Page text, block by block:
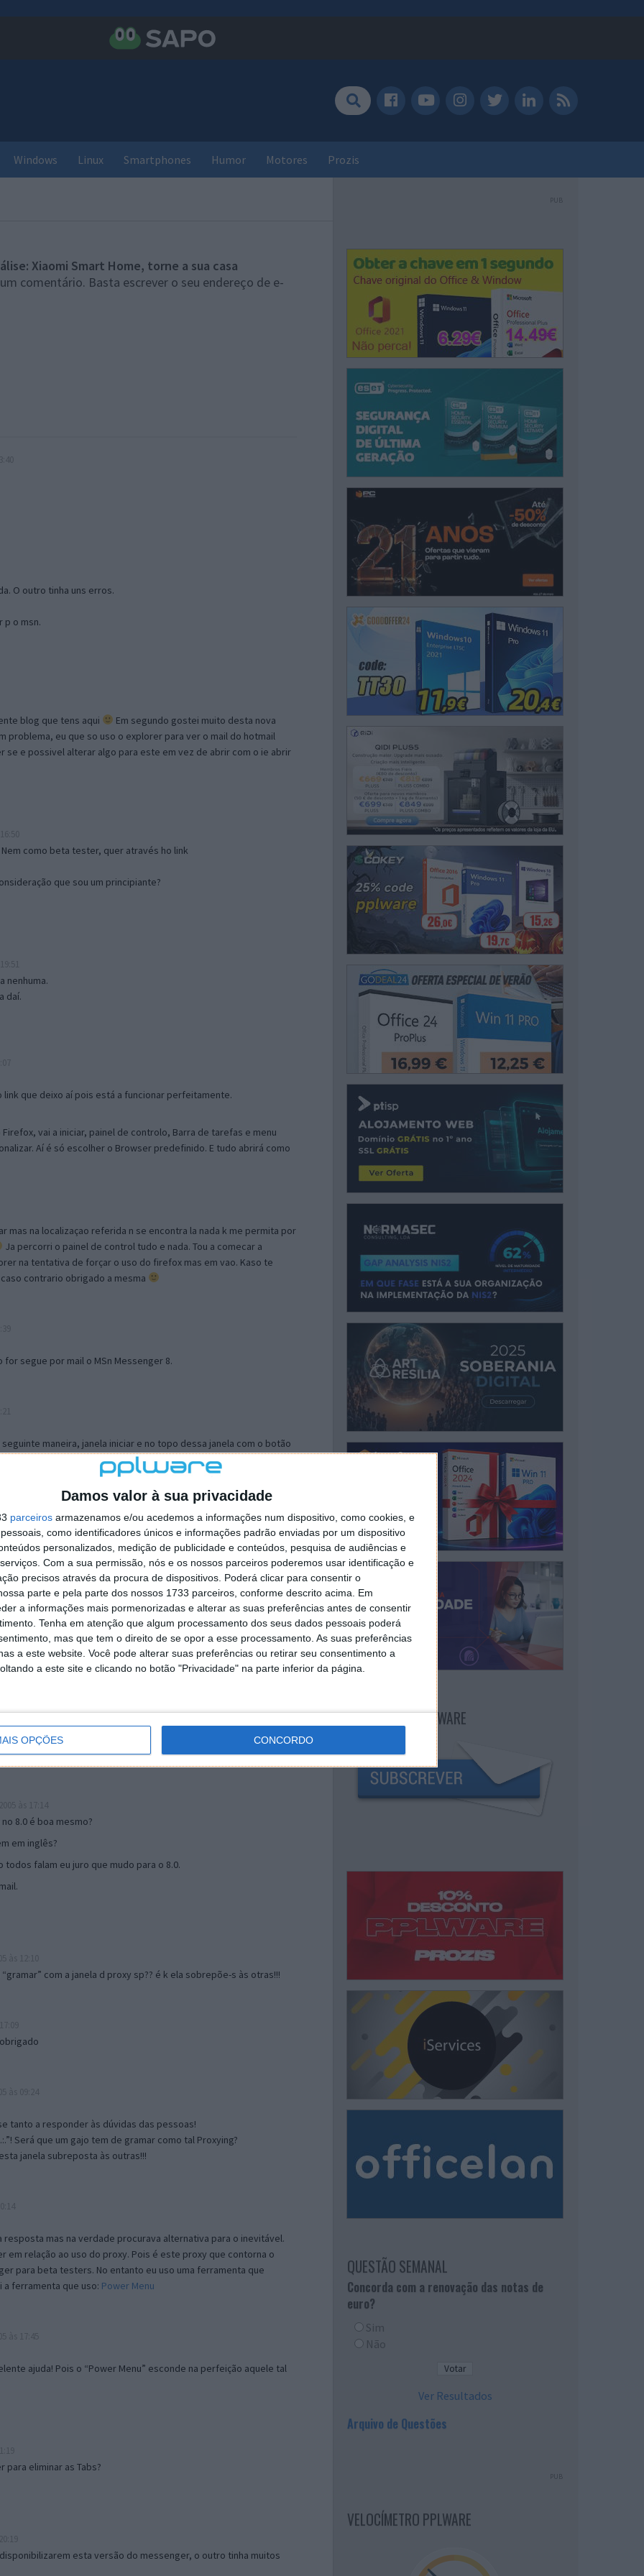
Damos valor à sua privacidade
parceiros armazenamos e/ou acedemos a informações num dispositivo, como cookies, e
como identificadores únicos e informações padrão enviadas por um dispositivo
personalizados, medição de publicidade e conteúdos, pesquisa de audiências e
Com a sua permissão, nós e os nossos parceiros poderemos usar identificação e
precisos através da procura de dispositivos. Poderá clicar para consentir o
parte e pela parte dos nossos 1733 parceiros, conforme descrito acima. Em
a informações mais pormenorizadas e alterar as suas preferências antes de consentir
Tenha em atenção que algum processamento dos seus dados pessoais poderá
mas que tem o direito de se opor a esse processamento. As suas preferências
a este website. Você pode alterar suas preferências ou retirar seu consentimento a
a este site e clicando no botão "Privacidade" na parte inferior da página.
OPÇÕES CONCORDO
Windows Linux Smartphones Humor Motores Prozis
Xiaomi Smart Home, torne a sua casa
comentário. Basta escrever o seu endereço de e-
O outro tinha uns erros.
p o msn.
blog que tens aqui
Em segundo gostei muito desta nova
problema, eu que so uso o explorer para ver o mail do hotmail
se e possivel alterar algo para este em vez de abrir com o ie abrir
como beta tester, quer através ho link
que sou um principiante?
nenhuma.
daí.
que deixo aí pois está a funcionar perfeitamente.
vai a iniciar, painel de controlo, Barra de tarefas e menu
Aí é só escolher o Browser predefinido. E tudo abrirá como
mas na localizaçao referida n se encontra la nada k me permita por
Ja percorri o painel de control tudo e nada. Tou a comecar a
na tentativa de forçar o uso do firefox mas em vao. Kaso te
contrario obrigado a mesma
for segue por mail o MSn Messenger 8.
maneira, janela iniciar e no topo dessa janela com o botão
separador Menu ‘Iniciar’ clica no botão ‘Personalizar’ aí
escolheres o Browser com que queres navegar e o gestor de
ao teu Firefox e nas ferramentas ou tools escolhes ‘Opções’ ou
e logo perto do fim encontras um local para colocares um visto
é o browser predefinido.
mail algum.
17:00
8.0 é boa mesmo?
em inglês?
falam eu juro que mudo para o 8.0.
com a janela d proxy sp?? é k ela sobrepõe-s às otras!!!
tanto a responder às dúvidas das pessoas!
Será que um gajo tem de gramar como tal Proxying?
janela subreposta às outras!!!
mas na verdade procurava alternativa para o inevitável.
em relação ao uso do proxy. Pois é este proxy que contorna o
para beta testers. No entanto eu uso uma ferramenta que
ferramenta que uso: Power Menu
ajuda! Pois o “Power Menu” esconde na perfeição aquele tal
para eliminar as Tabs?
esta versão do messenger, o outro tinha muitos
PUB
NEWSLETTER PPLWARE
QUESTÃO SEMANAL
Concorda com a renovação das notas de
euro?
Sim
Não
Ver Resultados
Arquivo de Questões
PUB
VELOCÍMETRO PPLWARE